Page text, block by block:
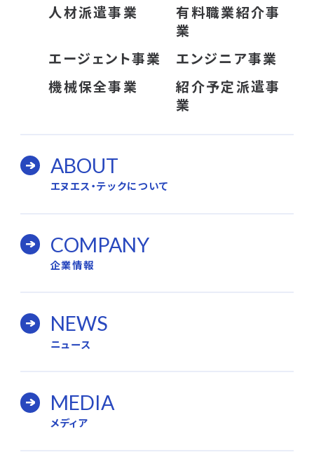
人材派遣事業
有料職業紹介事
業
エージェント事業
エンジニア事業
機械保全事業
紹介予定派遣事
業
ABOUT
エヌエス・テックについて
COMPANY
企業情報
NEWS
ニュース
MEDIA
メディア